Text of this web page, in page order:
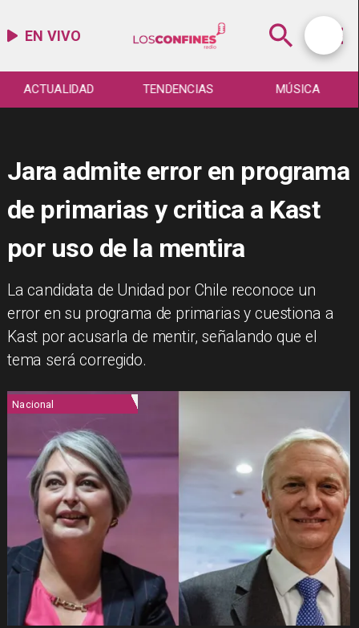
EN VIVO
ACTUALIDAD TENDENCIAS MÚSICA
Jara admite error en programa
de primarias y critica a Kast
por uso de la mentira
La candidata de Unidad por Chile reconoce un
error en su programa de primarias y cuestiona a
Kast por acusarla de mentir, señalando que el
tema será corregido.
Nacional